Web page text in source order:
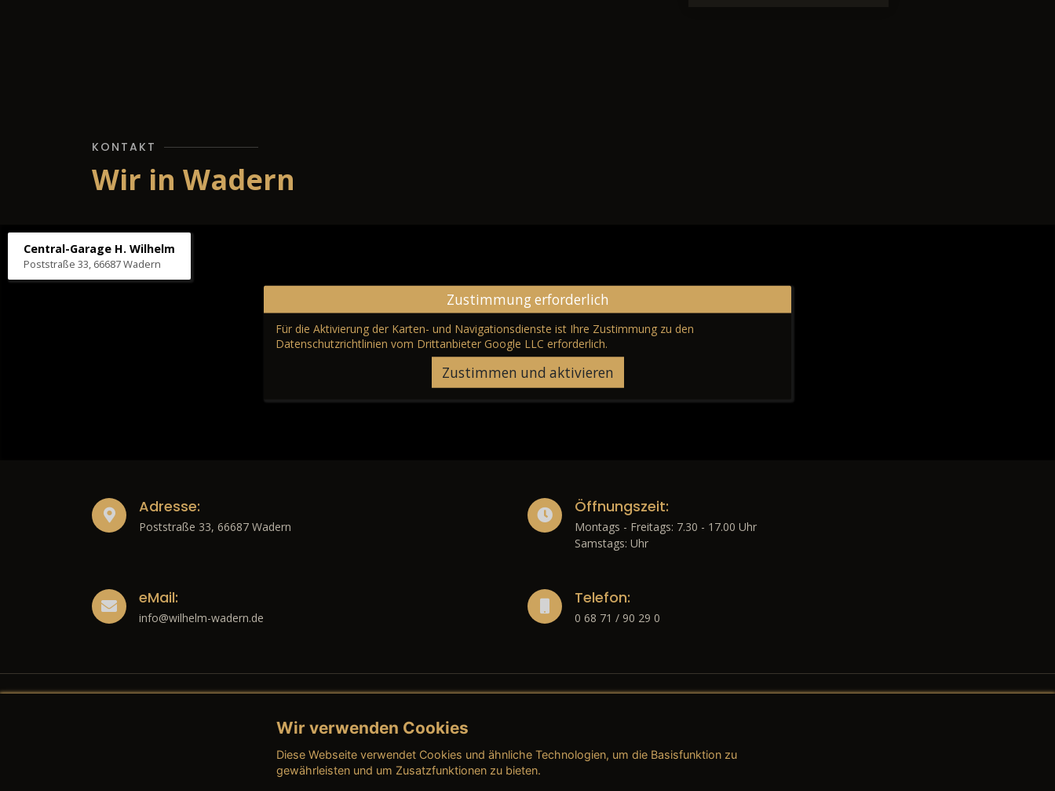
KONTAKT
Wir in Wadern
Central-Garage H. Wilhelm
Poststraße 33, 66687 Wadern
Zustimmung erforderlich
Für die Aktivierung der Karten- und Navigationsdienste ist Ihre Zustimmung zu den
Datenschutzrichtlinien vom Drittanbieter Google LLC erforderlich.
Zustimmen und aktivieren
Adresse:
Poststraße 33, 66687 Wadern
Öffnungszeit:
Montags - Freitags: 7.30 - 17.00 Uhr
Samstags: Uhr
eMail:
info@wilhelm-wadern.de
Telefon:
0 68 71 / 90 29 0
Rechtliches
→ Impressum
→ AGB (Neuwagen)
→ AGB (Teile & Zubehör)
Wir verwenden Cookies
Diese Webseite verwendet Cookies und ähnliche Technologien, um die Basisfunktion zu
gewährleisten und um Zusatzfunktionen zu bieten.